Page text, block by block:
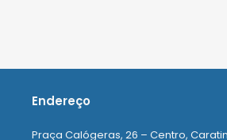
Endereço
Praça Calógeras, 26 – Centro,